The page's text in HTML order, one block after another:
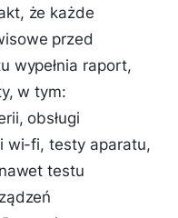
że każde
przed
wypełnia raport,
w tym:
obsługi
wi-fi, testy aparatu,
testu